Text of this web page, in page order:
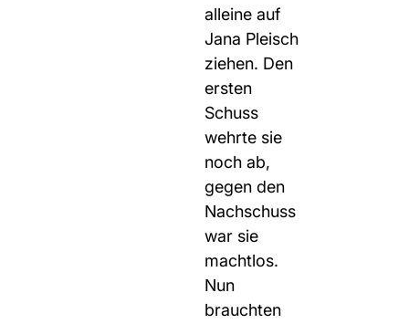
alleine auf
Jana Pleisch
ziehen. Den
ersten
Schuss
wehrte sie
noch ab,
gegen den
Nachschuss
war sie
machtlos.
Nun
brauchten